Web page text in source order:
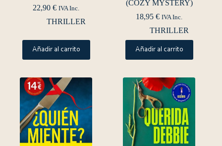
22,90€ IVA Inc.
THRILLER
Añadir al carrito
(COZY MYSTERY)
18,95€ IVA Inc.
THRILLER
Añadir al carrito